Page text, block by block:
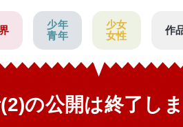
少年
青年
少女
女性
作
の公開は終了し